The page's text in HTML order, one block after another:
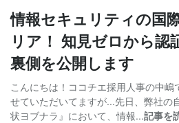
情報セキュリティの国
リア！ 知見ゼロから認
裏側を公開します
こんにちは！ココチエ採用人事の中嶋
せていただいてますが...先日、弊社の
状ヨブナラ』において、情報...記事を